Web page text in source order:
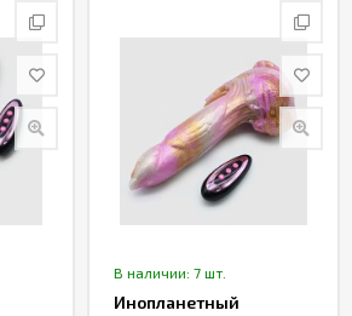
В наличии: 7 шт.
Инопланетный